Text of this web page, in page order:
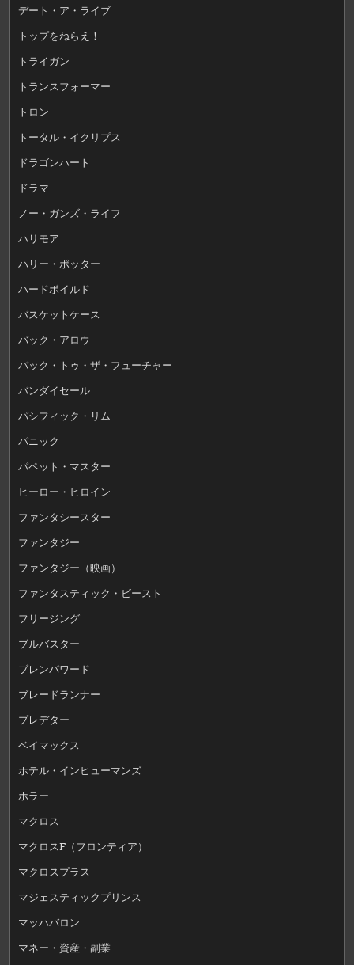
デート・ア・ライブ
トップをねらえ！
トライガン
トランスフォーマー
トロン
トータル・イクリプス
ドラゴンハート
ドラマ
ノー・ガンズ・ライフ
ハリモア
ハリー・ポッター
ハードボイルド
バスケットケース
バック・アロウ
バック・トゥ・ザ・フューチャー
バンダイセール
パシフィック・リム
パニック
パペット・マスター
ヒーロー・ヒロイン
ファンタシースター
ファンタジー
ファンタジー（映画）
ファンタスティック・ビースト
フリージング
ブルバスター
ブレンパワード
ブレードランナー
プレデター
ベイマックス
ホテル・インヒューマンズ
ホラー
マクロス
マクロスF（フロンティア）
マクロスプラス
マジェスティックプリンス
マッハバロン
マネー・資産・副業